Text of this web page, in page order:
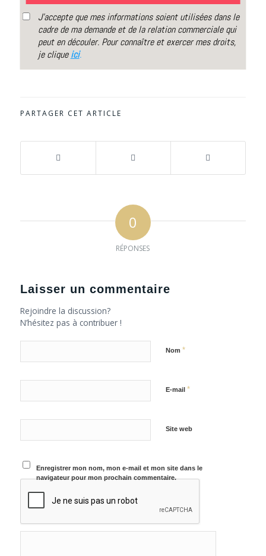
PARTAGER CET ARTICLE
0
RÉPONSES
Laisser un commentaire
Rejoindre la discussion?
N’hésitez pas à contribuer !
Nom *
E-mail *
Site web
Enregistrer mon nom, mon e-mail et mon site dans le
navigateur pour mon prochain commentaire.